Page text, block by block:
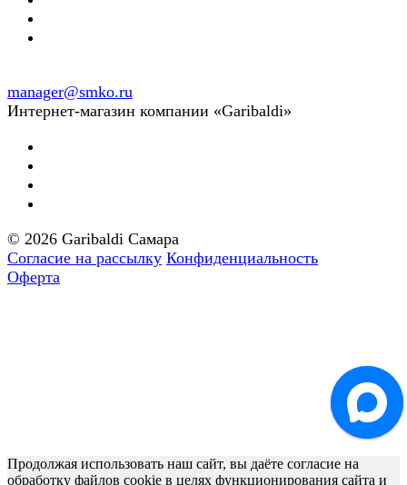
manager@smko.ru
Интернет-магазин компании «Garibaldi»
© 2026 Garibaldi Самара
Согласие на рассылку Конфиденциальность
Оферта
Продолжая использовать наш сайт, вы даёте согласие на
обработку файлов cookie в целях функционирования сайта и